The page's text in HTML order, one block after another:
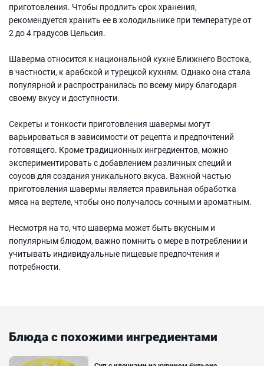
приготовления. Чтобы продлить срок хранения,
рекомендуется хранить ее в холодильнике при температуре от
2 до 4 градусов Цельсия.
Шаверма относится к национальной кухне Ближнего Востока,
в частности, к арабской и турецкой кухням. Однако она стала
популярной и распространилась по всему миру благодаря
своему вкусу и доступности.
Секреты и тонкости приготовления шавермы могут
варьироваться в зависимости от рецепта и предпочтений
готовящего. Кроме традиционных ингредиентов, можно
экспериментировать с добавлением различных специй и
соусов для создания уникального вкуса. Важной частью
приготовления шавермы является правильная обработка
мяса на вертеле, чтобы оно получалось сочным и ароматным.
Несмотря на то, что шаверма может быть вкусным и
популярным блюдом, важно помнить о мере в потреблении и
учитывать индивидуальные пищевые предпочтения и
потребности.
Блюда с похожими ингредиентами